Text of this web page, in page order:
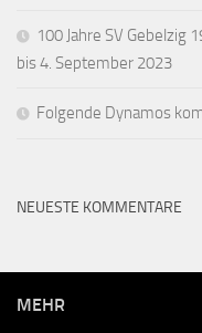
100 Jahre SV
bis 4. September 2023
Folgende Dynamos
NEUESTE KOMMENTARE
MEHR